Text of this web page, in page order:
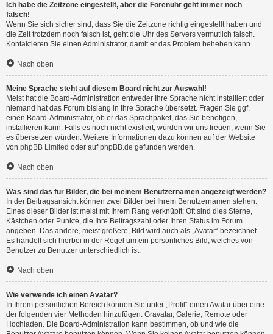
Ich habe die Zeitzone eingestellt, aber die Forenuhr geht immer noch
falsch!
Wenn Sie sich sicher sind, dass Sie die Zeitzone richtig eingestellt haben und
die Zeit trotzdem noch falsch ist, geht die Uhr des Servers vermutlich falsch.
Kontaktieren Sie einen Administrator, damit er das Problem beheben kann.
Nach oben
Meine Sprache steht auf diesem Board nicht zur Auswahl!
Meist hat die Board-Administration entweder Ihre Sprache nicht installiert oder
niemand hat das Forum bislang in Ihre Sprache übersetzt. Fragen Sie ggf.
einen Board-Administrator, ob er das Sprachpaket, das Sie benötigen,
installieren kann. Falls es noch nicht existiert, würden wir uns freuen, wenn Sie
es übersetzen würden. Weitere Informationen dazu können auf der Website
von phpBB Limited oder aufphpBB.de gefunden werden.
Nach oben
Was sind das für Bilder, die bei meinem Benutzernamen angezeigt werden?
In der Beitragsansicht können zwei Bilder bei Ihrem Benutzernamen stehen.
Eines dieser Bilder ist meist mit Ihrem Rang verknüpft: Oft sind dies Sterne,
Kästchen oder Punkte, die Ihre Beitragszahl oder Ihren Status im Forum
angeben. Das andere, meist größere, Bild wird auch als „Avatar“ bezeichnet.
Es handelt sich hierbei in der Regel um ein persönliches Bild, welches von
Benutzer zu Benutzer unterschiedlich ist.
Nach oben
Wie verwende ich einen Avatar?
In Ihrem persönlichen Bereich können Sie unter „Profil“ einen Avatar über eine
der folgenden vier Methoden hinzufügen: Gravatar, Galerie, Remote oder
Hochladen. Die Board-Administration kann bestimmen, ob und wie die